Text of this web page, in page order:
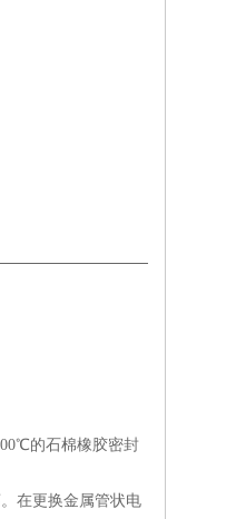
的石棉橡胶密封
在更换金属管状电